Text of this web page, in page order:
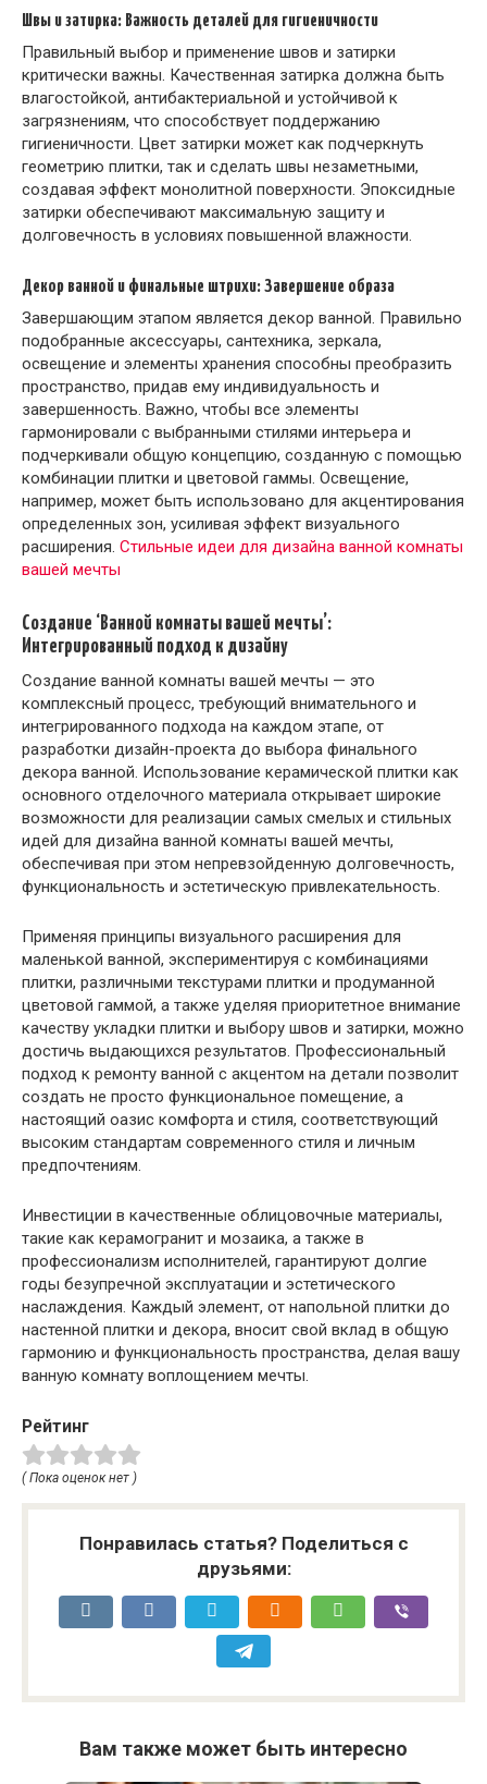
Швы и затирка: Важность деталей для гигиеничности
Правильный выбор и применение швов и затирки
критически важны. Качественная затирка должна быть
влагостойкой, антибактериальной и устойчивой к
загрязнениям, что способствует поддержанию
гигиеничности. Цвет затирки может как подчеркнуть
геометрию плитки, так и сделать швы незаметными,
создавая эффект монолитной поверхности. Эпоксидные
затирки обеспечивают максимальную защиту и
долговечность в условиях повышенной влажности.
Декор ванной и финальные штрихи: Завершение образа
Завершающим этапом является декор ванной. Правильно
подобранные аксессуары, сантехника, зеркала,
освещение и элементы хранения способны преобразить
пространство, придав ему индивидуальность и
завершенность. Важно, чтобы все элементы
гармонировали с выбранными стилями интерьера и
подчеркивали общую концепцию, созданную с помощью
комбинации плитки и цветовой гаммы. Освещение,
например, может быть использовано для акцентирования
определенных зон, усиливая эффект визуального
расширения. Стильные идеи для дизайна ванной комнаты
вашей мечты
Создание ‘Ванной комнаты вашей мечты’:
Интегрированный подход к дизайну
Создание ванной комнаты вашей мечты — это
комплексный процесс, требующий внимательного и
интегрированного подхода на каждом этапе, от
разработки дизайн-проекта до выбора финального
декора ванной. Использование керамической плитки как
основного отделочного материала открывает широкие
возможности для реализации самых смелых и стильных
идей для дизайна ванной комнаты вашей мечты,
обеспечивая при этом непревзойденную долговечность,
функциональность и эстетическую привлекательность.
Применяя принципы визуального расширения для
маленькой ванной, экспериментируя с комбинациями
плитки, различными текстурами плитки и продуманной
цветовой гаммой, а также уделяя приоритетное внимание
качеству укладки плитки и выбору швов и затирки, можно
достичь выдающихся результатов. Профессиональный
подход к ремонту ванной с акцентом на детали позволит
создать не просто функциональное помещение, а
настоящий оазис комфорта и стиля, соответствующий
высоким стандартам современного стиля и личным
предпочтениям.
Инвестиции в качественные облицовочные материалы,
такие как керамогранит и мозаика, а также в
профессионализм исполнителей, гарантируют долгие
годы безупречной эксплуатации и эстетического
наслаждения. Каждый элемент, от напольной плитки до
настенной плитки и декора, вносит свой вклад в общую
гармонию и функциональность пространства, делая вашу
ванную комнату воплощением мечты.
Рейтинг
( Пока оценок нет )
Понравилась статья? Поделиться с
друзьями:
Вам также может быть интересно